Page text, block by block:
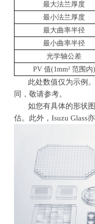
最大法兰厚度
最小法兰厚度
最大曲率半径
最小曲率半径
光学轴公差
PV 值(1mm² 范围内)
此处数值仅为示例
同，敬请参考。
如您有具体的形状
估。此外，Isuzu Glass